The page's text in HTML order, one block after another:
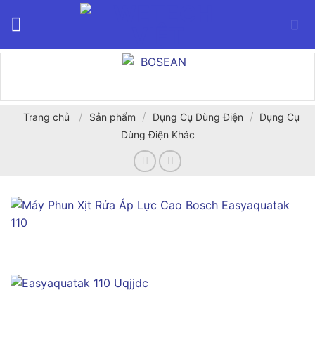
Trang chủ / Sản phẩm / Dụng Cụ Dùng Điện / Dụng Cụ
Dùng Điện Khác